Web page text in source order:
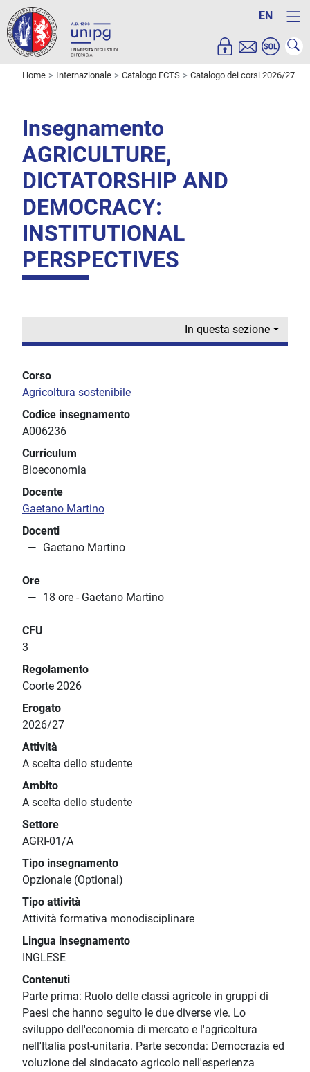
EN
Home Internazionale Catalogo ECTS Catalogo dei corsi 2026/27
Insegnamento
AGRICULTURE,
DICTATORSHIP AND
DEMOCRACY:
INSTITUTIONAL
PERSPECTIVES
In questa sezione
Corso
Agricoltura sostenibile
Codice insegnamento
A006236
Curriculum
Bioeconomia
Docente
Gaetano Martino
Docenti
Gaetano Martino
Ore
18 ore - Gaetano Martino
CFU
3
Regolamento
Coorte 2026
Erogato
2026/27
Attività
A scelta dello studente
Ambito
A scelta dello studente
Settore
AGRI-01/A
Tipo insegnamento
Opzionale (Optional)
Tipo attività
Attività formativa monodisciplinare
Lingua insegnamento
INGLESE
Contenuti
Parte prima: Ruolo delle classi agricole in gruppi di
Paesi che hanno seguito le due diverse vie. Lo
sviluppo dell'economia di mercato e l'agricoltura
nell'Italia post-unitaria. Parte seconda: Democrazia ed
voluzione del sindacato agricolo nell'esperienza